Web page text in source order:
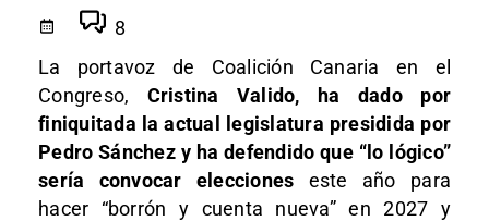
8
La portavoz de Coalición Canaria en el
Congreso, Cristina Valido, ha dado por
finiquitada la actual legislatura presidida por
Pedro Sánchez y ha defendido que “lo lógico”
sería convocar elecciones este año para
hacer “borrón y cuenta nueva” en 2027 y